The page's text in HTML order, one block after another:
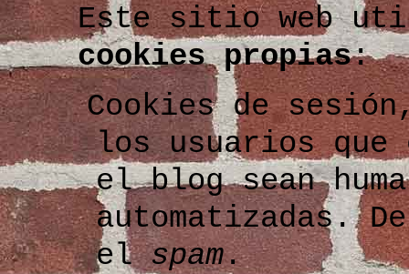
Este sitio web
cookies propias:
Cookies de
los usuarios que
el blog sean
automatizadas.
elspam.